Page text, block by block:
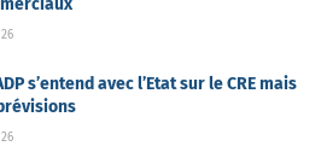
s’entend avec l’Etat sur le CRE mais